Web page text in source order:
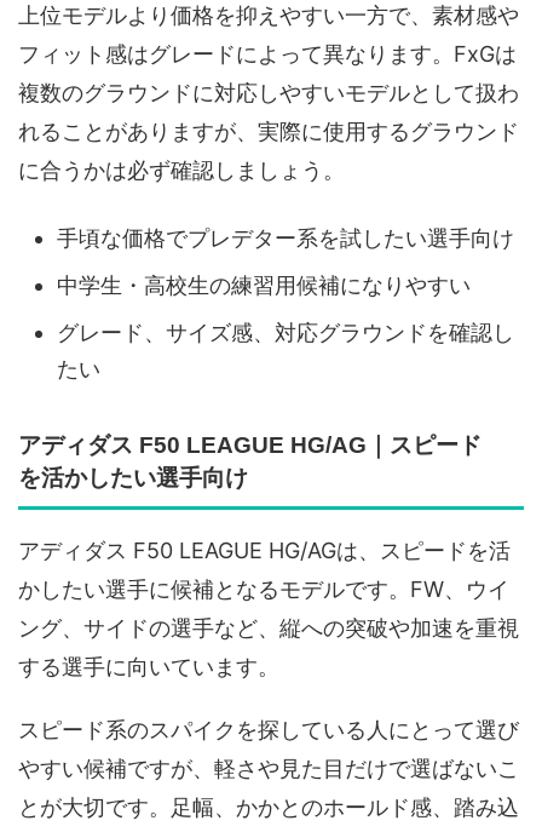
上位モデルより価格を抑えやすい一方で、素材感や
フィット感はグレードによって異なります。FxGは
複数のグラウンドに対応しやすいモデルとして扱わ
れることがありますが、実際に使用するグラウンド
に合うかは必ず確認しましょう。
手頃な価格でプレデター系を試したい選手向け
中学生・高校生の練習用候補になりやすい
グレード、サイズ感、対応グラウンドを確認し
たい
アディダス F50 LEAGUE HG/AG｜スピード
を活かしたい選手向け
アディダス F50 LEAGUE HG/AGは、スピードを活
かしたい選手に候補となるモデルです。FW、ウイ
ング、サイドの選手など、縦への突破や加速を重視
する選手に向いています。
スピード系のスパイクを探している人にとって選び
やすい候補ですが、軽さや見た目だけで選ばないこ
とが大切です。足幅、かかとのホールド感、踏み込